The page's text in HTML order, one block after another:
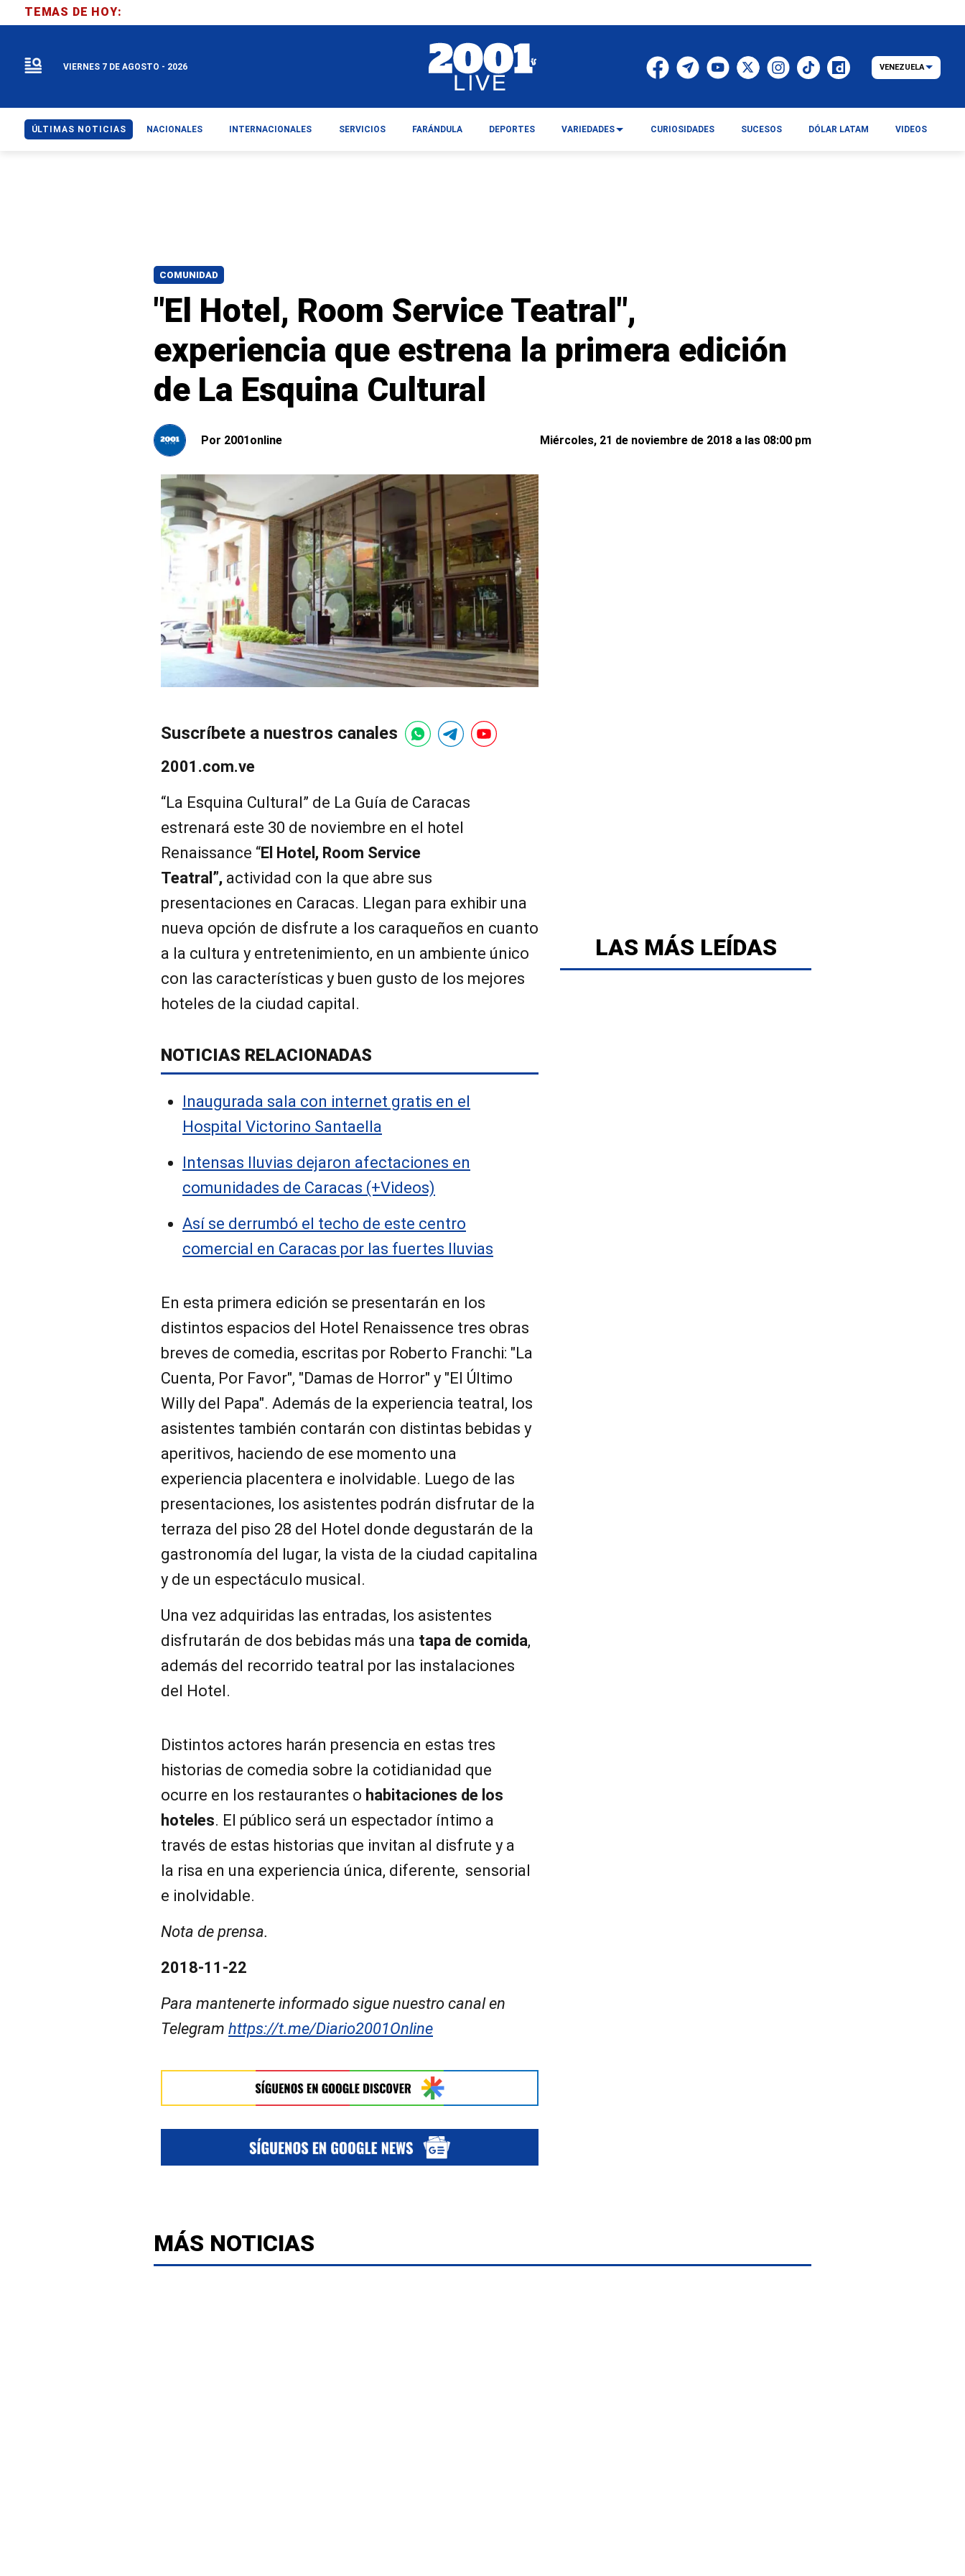
COMUNIDAD
"El Hotel, Room Service Teatral",
experiencia que estrena la primera edición
de La Esquina Cultural
Por 2001online Miércoles, 21 de noviembre de 2018 a las 08:00 pm
Suscríbete a nuestros canales
2001.com.ve
“La Esquina Cultural” de La Guía de Caracas
estrenará este 30 de noviembre en el hotel
Renaissance “El Hotel, Room Service
Teatral”, actividad con la que abre sus
presentaciones en Caracas. Llegan para exhibir una
nueva opción de disfrute a los caraqueños en cuanto
a la cultura y entretenimiento, en un ambiente único
con las características y buen gusto de los mejores
hoteles de la ciudad capital.
NOTICIAS RELACIONADAS
Inaugurada sala con internet gratis en el
Hospital Victorino Santaella
Intensas lluvias dejaron afectaciones en
comunidades de Caracas (+Videos)
Así se derrumbó el techo de este centro
comercial en Caracas por las fuertes lluvias
En esta primera edición se presentarán en los
distintos espacios del Hotel Renaissence tres obras
breves de comedia, escritas por Roberto Franchi: "La
Cuenta, Por Favor", "Damas de Horror" y "El Último
Willy del Papa". Además de la experiencia teatral, los
asistentes también contarán con distintas bebidas y
aperitivos, haciendo de ese momento una
experiencia placentera e inolvidable. Luego de las
presentaciones, los asistentes podrán disfrutar de la
terraza del piso 28 del Hotel donde degustarán de la
gastronomía del lugar, la vista de la ciudad capitalina
y de un espectáculo musical.
Una vez adquiridas las entradas, los asistentes
disfrutarán de dos bebidas más una tapa de comida,
además del recorrido teatral por las instalaciones
del Hotel.
Distintos actores harán presencia en estas tres
historias de comedia sobre la cotidianidad que
ocurre en los restaurantes o habitaciones de los
hoteles. El público será un espectador íntimo a
través de estas historias que invitan al disfrute y a
la risa en una experiencia única, diferente, sensorial
e inolvidable.
Nota de prensa.
2018-11-22
Para mantenerte informado sigue nuestro canal en
Telegram https://t.me/Diario2001Online
LAS MÁS LEÍDAS
MÁS NOTICIAS
TEMAS DE HOY:
VIERNES 7 DE AGOSTO - 2026 VENEZUELA
ÚLTIMAS NOTICIAS NACIONALES INTERNACIONALES SERVICIOS FARÁNDULA DEPORTES VARIEDADES CURIOSIDADES SUCESOS DÓLAR LATAM VIDEOS